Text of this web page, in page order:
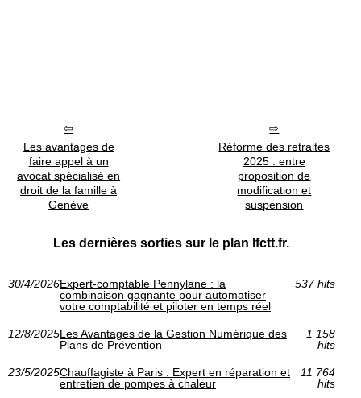
Les avantages de
faire appel à un
avocat spécialisé en
droit de la famille à
Genève
Réforme des retraites
2025 : entre
proposition de
modification et
suspension
Les dernières sorties sur le plan lfctt.fr.
30/4/2026Expert-comptable Pennylane : la
combinaison gagnante pour automatiser
votre comptabilité et piloter en temps réel
537 hits
12/8/2025Les Avantages de la Gestion Numérique des
Plans de Prévention
1 158
hits
23/5/2025Chauffagiste à Paris : Expert en réparation et
entretien de pompes à chaleur
11 764
hits